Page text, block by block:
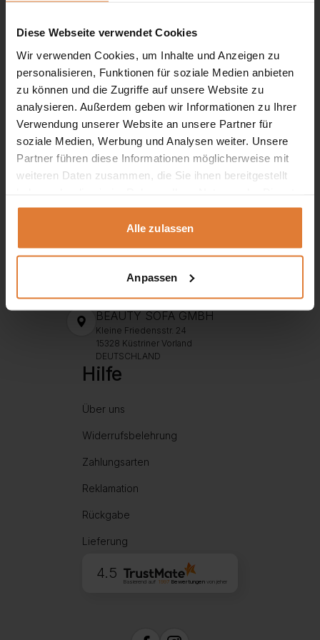
Diese Webseite verwendet Cookies
Wir verwenden Cookies, um Inhalte und Anzeigen zu
personalisieren, Funktionen für soziale Medien anbieten
zu können und die Zugriffe auf unsere Website zu
analysieren. Außerdem geben wir Informationen zu Ihrer
Verwendung unserer Website an unsere Partner für
soziale Medien, Werbung und Analysen weiter. Unsere
Partner führen diese Informationen möglicherweise mit
weiteren Daten zusammen, die Sie ihnen bereitgestellt
gesammelt haben.
Alle zulassen
Anpassen
+49 151 552 717 42
+49 151 702 252 81
kontakt@beautysofa24.de
Mo-Fr. Von 8 - 16 Uhr
BEAUTY SOFA GMBH
Kleine Friedensstr. 24
15328 Küstriner Vorland
DEUTSCHLAND
Hilfe
Über uns
Widerrufsbelehrung
Zahlungsarten
Reklamation
Rückgabe
Lieferung
4.5
Basierend auf 1997Bewertungen von jeher